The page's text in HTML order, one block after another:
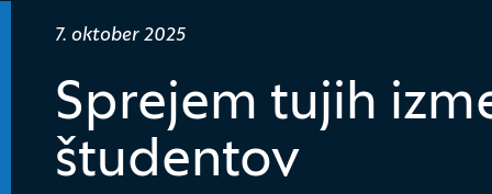
Datum objave:
7. oktober 2025
Sprejem tujih
študentov